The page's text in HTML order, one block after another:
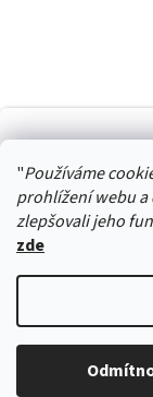
"Používáme
prohlížení webu a
zlepšovali jeho
zde
Copyright 2026
Stačí se